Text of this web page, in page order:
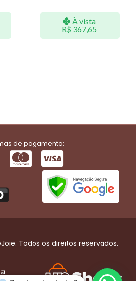
À vista
R$ 367,65
de pagamento:
Todos os direitos reservados.